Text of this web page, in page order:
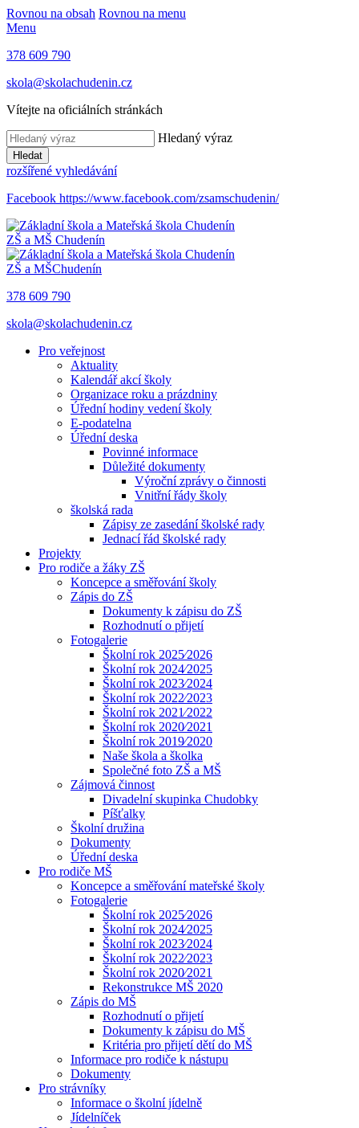
Rovnou na obsah Rovnou na menu
Menu
378 609 790
skola@skolachudenin.cz
Vítejte na oficiálních stránkách
Hledaný výraz
Hledat
rozšířené vyhledávání
Facebook https://www.facebook.com/zsamschudenin/
ZŠ a MŠ Chudenín
ZŠ a MŠChudenín
378 609 790
skola@skolachudenin.cz
Pro veřejnost
Aktuality
Kalendář akcí školy
Organizace roku a prázdniny
Úřední hodiny vedení školy
E-podatelna
Úřední deska
Povinné informace
Důležité dokumenty
Výroční zprávy o činnosti
Vnitřní řády školy
školská rada
Zápisy ze zasedání školské rady
Jednací řád školské rady
Projekty
Pro rodiče a žáky ZŠ
Koncepce a směřování školy
Zápis do ZŠ
Dokumenty k zápisu do ZŠ
Rozhodnutí o přijetí
Fotogalerie
Školní rok 2025⁄2026
Školní rok 2024⁄2025
Školní rok 2023⁄2024
Školní rok 2022⁄2023
Školní rok 2021⁄2022
Školní rok 2020⁄2021
Školní rok 2019⁄2020
Naše škola a školka
Společné foto ZŠ a MŠ
Zájmová činnost
Divadelní skupinka Chudobky
Píšťalky
Školní družina
Dokumenty
Úřední deska
Pro rodiče MŠ
Koncepce a směřování mateřské školy
Fotogalerie
Školní rok 2025⁄2026
Školní rok 2024⁄2025
Školní rok 2023⁄2024
Školní rok 2022⁄2023
Školní rok 2020⁄2021
Rekonstrukce MŠ 2020
Zápis do MŠ
Rozhodnutí o přijetí
Dokumenty k zápisu do MŠ
Kritéria pro přijetí dětí do MŠ
Informace pro rodiče k nástupu
Dokumenty
Pro strávníky
Informace o školní jídelně
Jídelníček